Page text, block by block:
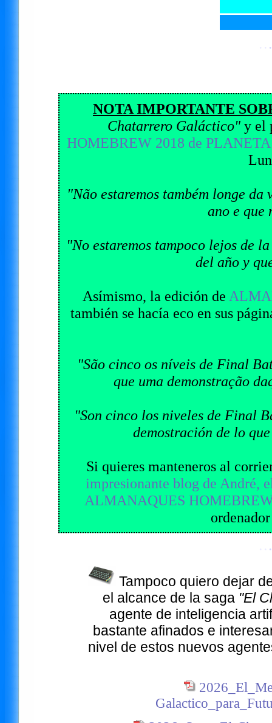
NOTA IMPORTANTE
Chatarrero Galáctico" y el
HOMEBREW 2018 de
"Não estaremos também longe
ano e que
"No estaremos tampoco lejos de
del año y
Asímismo, la edición de
también se hacía eco en sus
"São cinco os níveis de Final
que uma demonstração
"Son cinco los niveles de Final
demostración de lo
Si quieres manteneros al
impresionante blog de André,
ALMANAQUES
Tampoco quiero dejar
el alcance de la saga "El
agente de inteligencia
bastante afinados e
nivel de estos nuevos